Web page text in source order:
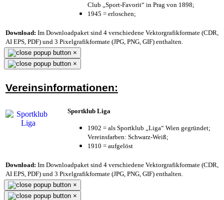
Club „Sport-Favorit“ in Prag von 1898;
1945 = erloschen;
Download: Im Downloadpaket sind 4 verschiedene Vektorgrafikformate (CDR,
AI EPS, PDF) und 3 Pixelgrafikformate (JPG, PNG, GIF) enthalten.
×
×
Vereinsinformationen:
Sportklub Liga
1902 = als Sportklub „Liga“ Wien gegründet;
Vereinsfarben: Schwarz-Weiß;
1910 = aufgelöst
Download: Im Downloadpaket sind 4 verschiedene Vektorgrafikformate (CDR,
AI EPS, PDF) und 3 Pixelgrafikformate (JPG, PNG, GIF) enthalten.
×
×